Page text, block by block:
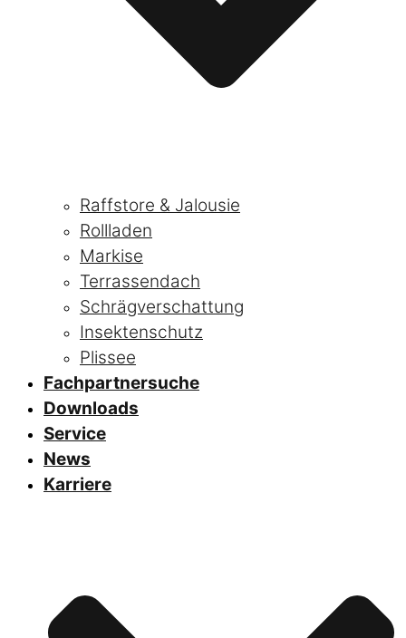
Raffstore & Jalousie
Rollladen
Markise
Terrassendach
Schrägverschattung
Insektenschutz
Plissee
Fachpartnersuche
Downloads
Service
News
Karriere